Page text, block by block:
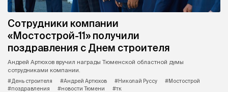
Сотрудники компании
«Мостострой-11» получили
поздравления с Днем строителя
Андрей Артюхов вручил награды Тюменской областной думы
сотрудниками компании.
#День строителя
#Андрей Артюхов #Николай Руссу
#Мостострой
#поздравления
#новости Тюмени #тк